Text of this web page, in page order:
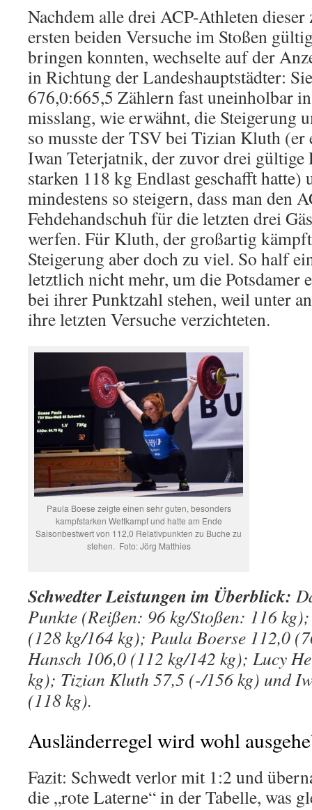
Nachdem alle drei ACP-Athleten
ersten beiden Versuche im Stoßen
bringen konnten, wechselte auf der
in Richtung der Landeshauptstädter:
676,0:665,5 Zählern fast uneinholbar
misslang, wie erwähnt, die Steigerung
so musste der TSV bei Tizian Kluth (er
Iwan Teterjatnik, der zuvor drei gültige
starken 118 kg Endlast geschafft hatte)
mindestens so steigern, dass man den
Fehdehandschuh für die letzten drei
werfen. Für Kluth, der großartig
Steigerung aber doch zu viel. So half
letztlich nicht mehr, um die Potsdamer
bei ihrer Punktzahl stehen, weil unter
ihre letzten Versuche verzichteten.
Paula Boese zeigte einen sehr guten, besonders
kampfstarken Wettkampf und hatte am Ende
Saisonbestwert von 112,0 Relativpunkten zu Buche zu
stehen. Foto: Jörg Matthies
Schwedter Leistungen im Überblick:
Punkte (Reißen: 96 kg/Stoßen: 116
(128 kg/164 kg); Paula Boerse 112,0
Hansch 106,0 (112 kg/142 kg); Lucy
kg); Tizian Kluth 57,5 (-/156 kg) und
(118 kg).
Ausländerregel wird wohl
Fazit: Schwedt verlor mit 1:2 und
die „rote Laterne“ in der Tabelle, was